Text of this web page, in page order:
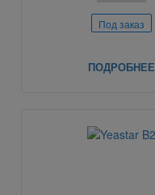
Под заказ
ПОДРОБНЕЕ